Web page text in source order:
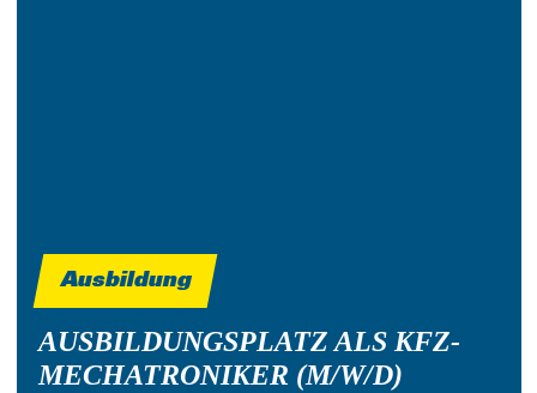
Ausbildung
AUSBILDUNGSPLATZ ALS KFZ-
MECHATRONIKER (M/W/D)